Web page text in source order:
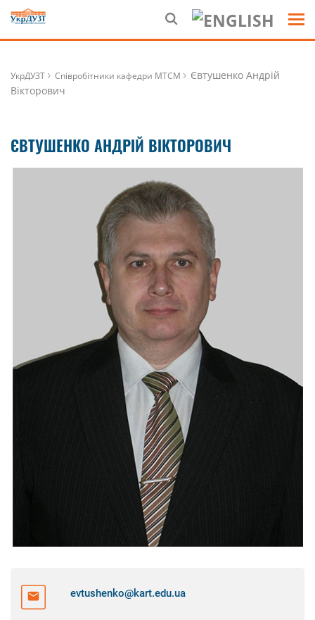
УкрДУЗТ Співробітники кафедри МТСМ
Євтушенко Андрій
Вікторович
ЄВТУШЕНКО АНДРІЙ ВІКТОРОВИЧ
evtushenko@kart.edu.ua